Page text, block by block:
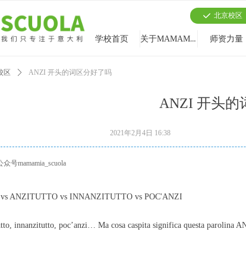
学校首页 关于MAMAMIA 师资力量
끳 北京校区
ANZI 开头的
区 ꄲ ANZI 开头的词区分好了吗
ANZITUTTO vs INNANZITUTTO vs POC'ANZI
innanzitutto, poc’anzi… Ma cosa caspita significa questa
2021年2月4日 16:38
号mamamia_scuola